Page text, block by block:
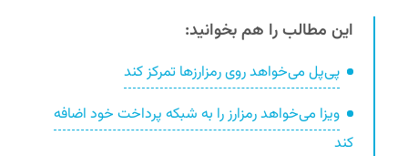
این مطالب را هم بخوانید:
پی‌پل می‌خواهد روی رمزارزها تمرکز کند
ویزا می‌خواهد رمزارز را به شبکه پرداخت‌ خود اضافه
کند